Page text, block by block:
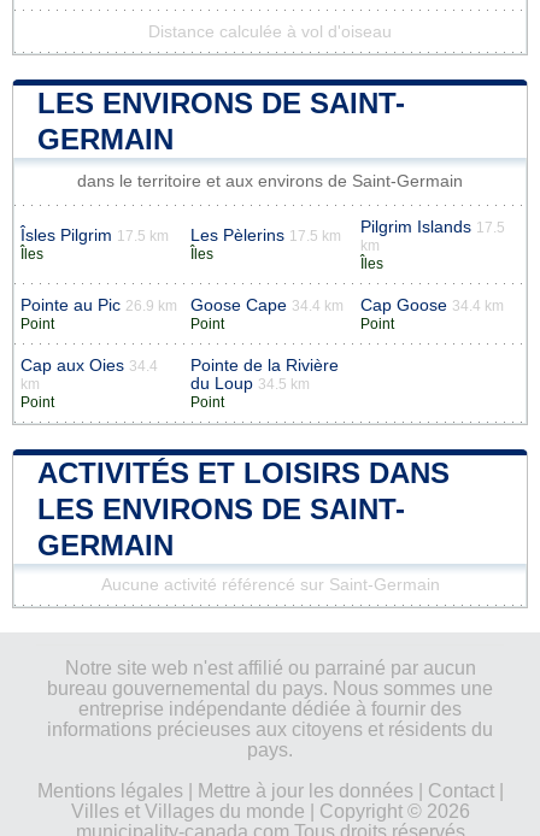
Distance calculée à vol d'oiseau
LES ENVIRONS DE SAINT-
GERMAIN
dans le territoire et aux environs de Saint-Germain
Îsles Pilgrim 17.5 km
Îles
Les Pèlerins 17.5 km
Îles
Pilgrim Islands 17.5
km
Îles
Pointe au Pic 26.9 km
Point
Goose Cape 34.4 km
Point
Cap Goose 34.4 km
Point
Cap aux Oies 34.4
km
Point
Pointe de la Rivière
du Loup 34.5 km
Point
ACTIVITÉS ET LOISIRS DANS
LES ENVIRONS DE SAINT-
GERMAIN
Aucune activité référencé sur Saint-Germain
Notre site web n'est affilié ou parrainé par aucun
bureau gouvernemental du pays. Nous sommes une
entreprise indépendante dédiée à fournir des
informations précieuses aux citoyens et résidents du
pays.
Mentions légales| Mettre à jour les données| Contact|
Villes et Villages du monde | Copyright © 2026
municipality-canada.com Tous droits réservés